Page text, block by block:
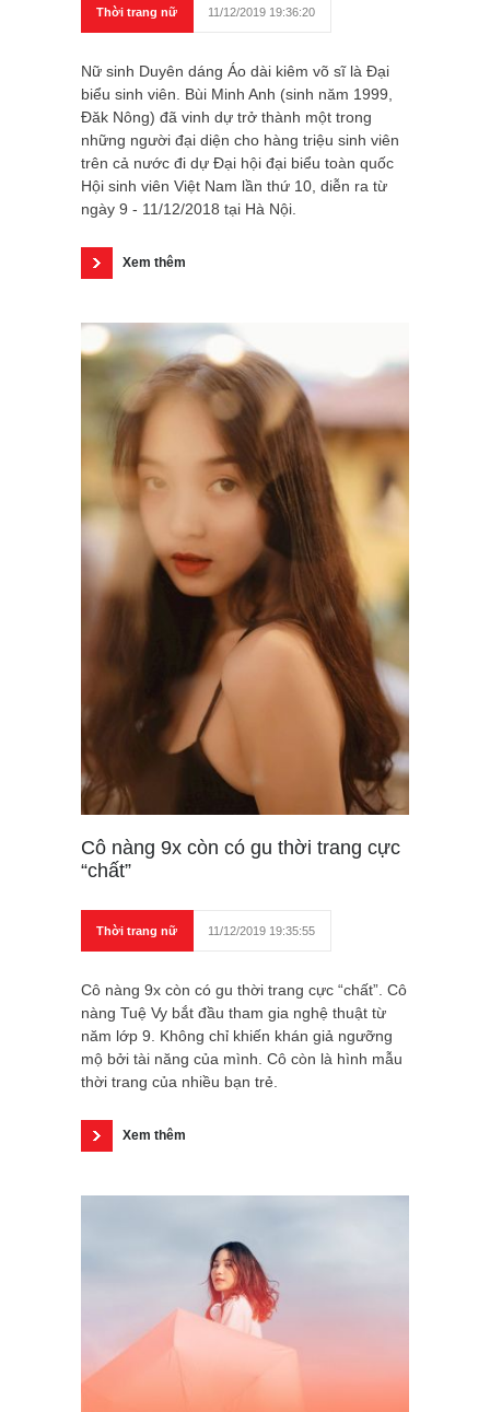
Thời trang nữ 11/12/2019 19:36:20
Nữ sinh Duyên dáng Áo dài kiêm võ sĩ là Đại
biểu sinh viên. Bùi Minh Anh (sinh năm 1999,
Đăk Nông) đã vinh dự trở thành một trong
những người đại diện cho hàng triệu sinh viên
trên cả nước đi dự Đại hội đại biểu toàn quốc
Hội sinh viên Việt Nam lần thứ 10, diễn ra từ
ngày 9 - 11/12/2018 tại Hà Nội.
Xem thêm
Cô nàng 9x còn có gu thời trang cực
“chất”
Thời trang nữ 11/12/2019 19:35:55
Cô nàng 9x còn có gu thời trang cực “chất”. Cô
nàng Tuệ Vy bắt đầu tham gia nghệ thuật từ
năm lớp 9. Không chỉ khiến khán giả ngưỡng
mộ bởi tài năng của mình. Cô còn là hình mẫu
thời trang của nhiều bạn trẻ.
Xem thêm